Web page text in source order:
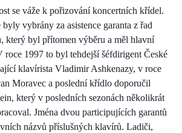
se váže k pořizování koncertních křídel.
vybrány za asistence garanta z řad
který byl přítomen výběru a měl hlavní
roce 1997 to byl tehdejší šéfdirigent České
klavírista Vladimir Ashkenazy, v roce
Moravec a poslední křídlo doporučil
který v posledních sezonách několikrát
Jména dvou participujících garantů
názvů příslušných klavírů. Ladiči,